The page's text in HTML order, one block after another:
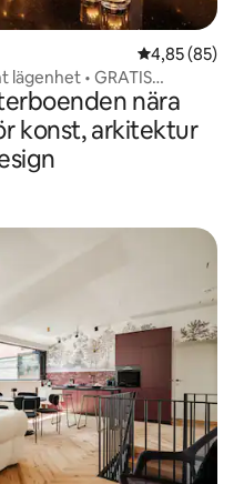
4,85 av 5 i
4,85 (85)
• GRATIS
nära
konst, arkitektur